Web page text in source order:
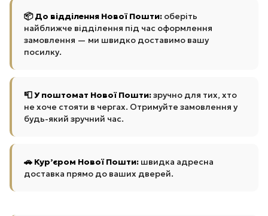
📦 До відділення Нової Пошти: оберіть
найближче відділення під час оформлення
замовлення — ми швидко доставимо вашу
посилку.
📮 У поштомат Нової Пошти:зручно для тих, хто
не хоче стояти в чергах. Отримуйте замовлення у
будь-який зручний час.
🚗 Кур’єром Нової Пошти: швидка адресна
доставка прямо до ваших дверей.